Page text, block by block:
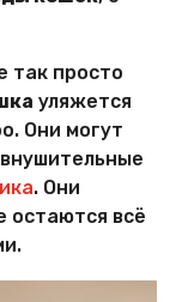
так просто
уляжется
Они могут
внушительные
. Они
остаются всё